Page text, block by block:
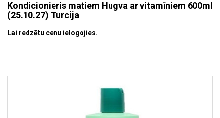
Kondicionieris matiem Hugva ar vitamīniem 600ml
(25.10.27) Turcija
Lai redzētu cenu ielogojies.